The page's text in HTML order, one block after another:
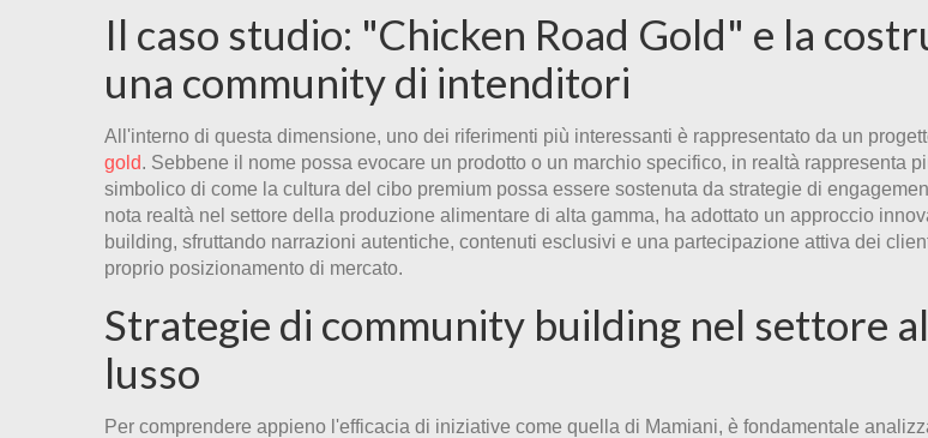
Il caso studio: "Chicken Road Gold" e la
una community di intenditori
All'interno di questa dimensione, uno dei riferimenti più interessanti è rappresentato da un
gold. Sebbene il nome possa evocare un prodotto o un marchio specifico, in realtà rappresenta
simbolico di come la cultura del cibo premium possa essere sostenuta da strategie di
nota realtà nel settore della produzione alimentare di alta gamma, ha adottato un approccio
building, sfruttando narrazioni autentiche, contenuti esclusivi e una partecipazione attiva dei
proprio posizionamento di mercato.
Strategie di community building nel settore
lusso
Per comprendere appieno l'efficacia di iniziative come quella di Mamiani, è fondamentale